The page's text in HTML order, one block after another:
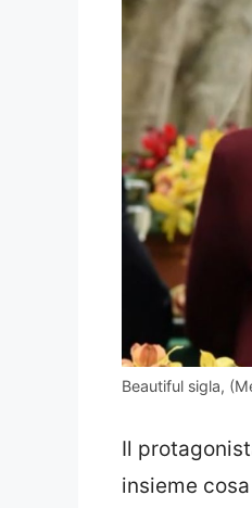
Beautiful sigla,
Il
insieme